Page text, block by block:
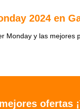
2024 en
Monday y las mejores
ofertas